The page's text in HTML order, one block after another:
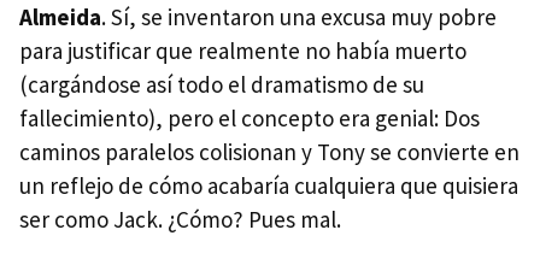
Almeida. Sí, se inventaron una excusa muy pobre
para justificar que realmente no había muerto
(cargándose así todo el dramatismo de su
fallecimiento), pero el concepto era genial: Dos
caminos paralelos colisionan y Tony se convierte en
un reflejo de cómo acabaría cualquiera que quisiera
ser como Jack. ¿Cómo? Pues mal.